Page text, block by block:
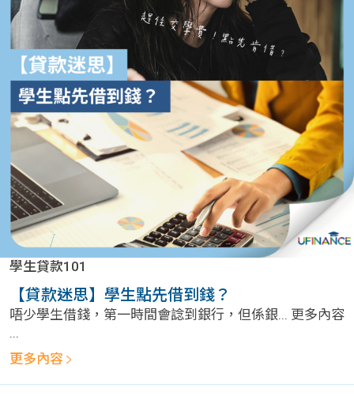
網上
私人
貸款
貸款
計數
機
校園
Gui
理財
Gui
de
學生
貸款
學生貸款101
【貸款迷思】學生點先借到錢？
唔少學生借錢，第一時間會諗到銀行，但係銀... 更多內容
...
更多內容